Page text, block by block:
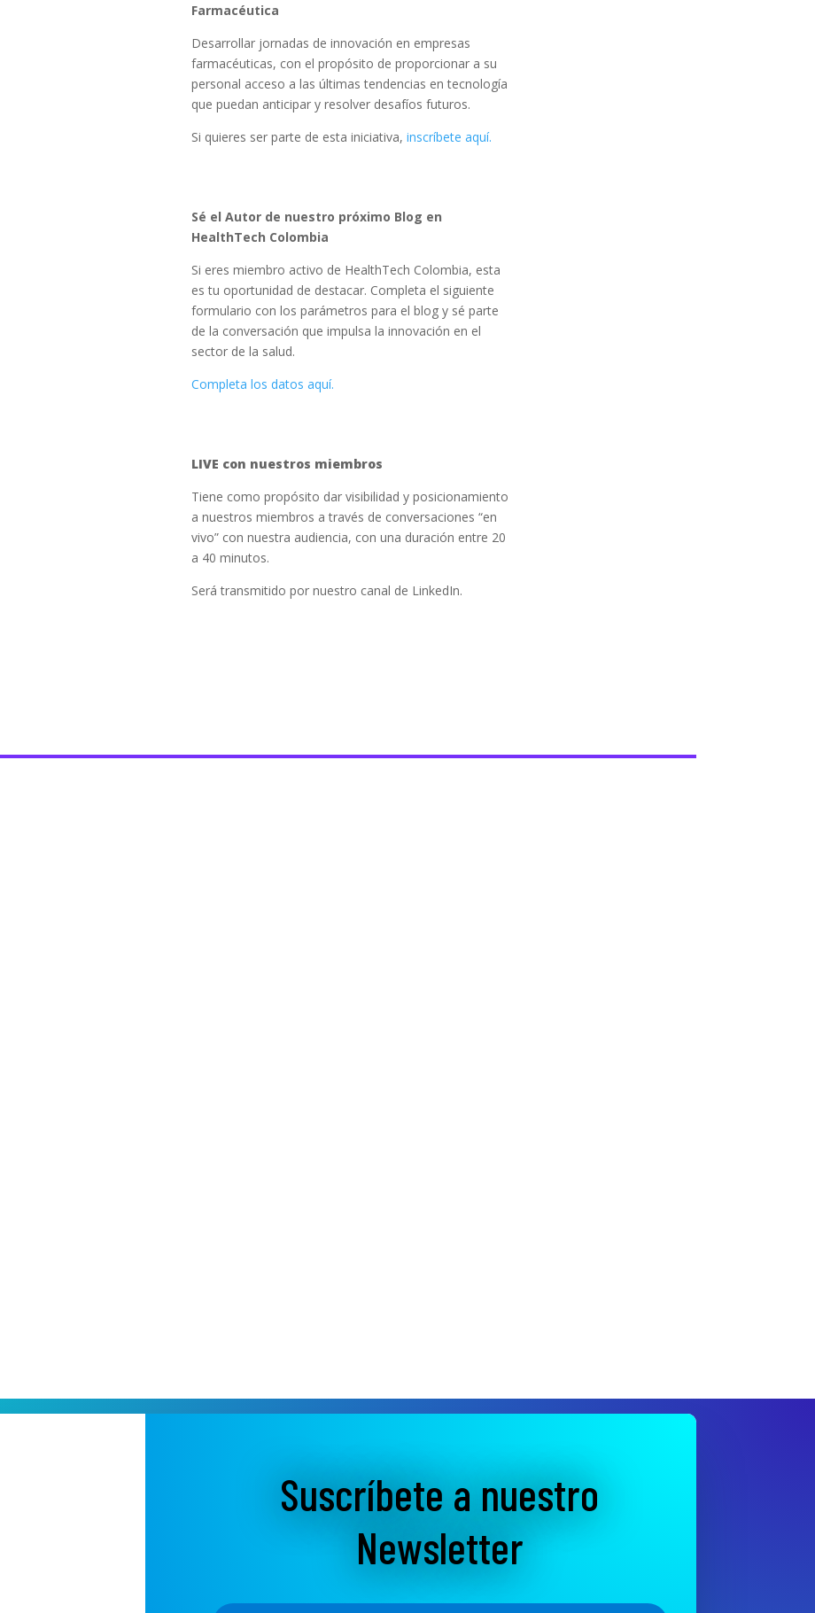
Farmacéutica
Desarrollar jornadas de innovación en empresas
farmacéuticas, con el propósito de proporcionar a su
personal acceso a las últimas tendencias en tecnología
que puedan anticipar y resolver desafíos futuros.
Si quieres ser parte de esta iniciativa, inscríbete aquí.
Sé el Autor de nuestro próximo Blog en
HealthTech Colombia
Si eres miembro activo de HealthTech Colombia, esta
es tu oportunidad de destacar. Completa el siguiente
formulario con los parámetros para el blog y sé parte
de la conversación que impulsa la innovación en el
sector de la salud.
Completa los datos aquí.
LIVE con nuestros miembros
Tiene como propósito dar visibilidad y posicionamiento
a nuestros miembros a través de conversaciones “en
vivo” con nuestra audiencia, con una duración entre 20
a 40 minutos.
Será transmitido por nuestro canal de LinkedIn.
Suscríbete a nuestro
Newsletter